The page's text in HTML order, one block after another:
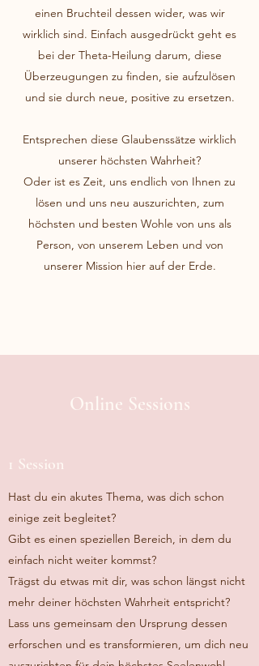
einen Bruchteil dessen wider, was wir
wirklich sind. Einfach ausgedrückt geht es
bei der Theta-Heilung darum, diese
Überzeugungen zu finden, sie aufzulösen
und sie durch neue, positive zu ersetzen.
Entsprechen diese Glaubenssätze wirklich
unserer höchsten Wahrheit?
Oder ist es Zeit, uns endlich von Ihnen zu
lösen und uns neu auszurichten, zum
höchsten und besten Wohle von uns als
Person, von unserem Leben und von
unserer Mission hier auf der Erde.
Online Sessions
1 Session
Hast du ein akutes Thema, was dich schon
einige zeit begleitet?
Gibt es einen speziellen Bereich, in dem du
einfach nicht weiter kommst?
Trägst du etwas mit dir, was schon längst nicht
mehr deiner höchsten Wahrheit entspricht?
Lass uns gemeinsam den Ursprung dessen
erforschen und es transformieren, um dich neu